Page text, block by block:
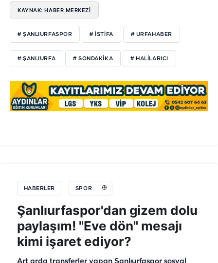
KAYNAK: HABER MERKEZI
# ŞANLIURFASPOR # ISTIFA # URFAHABER
# ŞANLIURFA # SONDAKIKA # HALİLARICI
HABERLER SPOR
Şanlıurfaspor'dan gizem dolu
paylaşım! "Eve dön" mesajı
kimi işaret ediyor?
Art arda transferler yapan Şanlıurfaspor sosyal